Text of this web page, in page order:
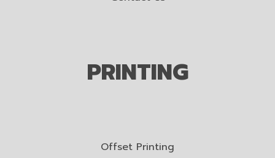
PRINTING
Offset Printing